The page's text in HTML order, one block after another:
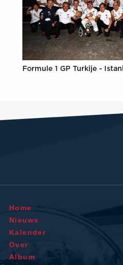
Formule 1 GP Turkije -
Home
Nieuws
Kalender
Over
Album